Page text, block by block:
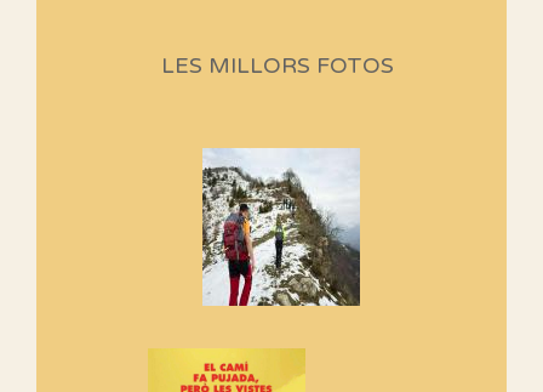
Si no podem caminar, alguna
cosa hem de fer...
Els Centpeus signen el
Manifest a favor dels Camins
adhereix-te al manifest!
LES MILLORS FOTOS